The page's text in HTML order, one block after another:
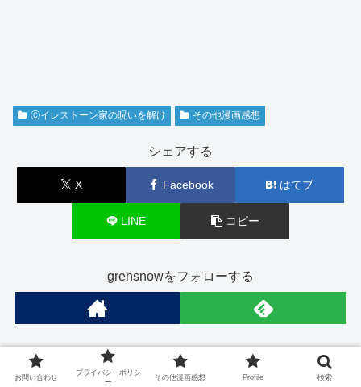
Ⓒイレストーン家の呪いを解け その他漫画感想
シェアする
X Facebook はてブ
LINE コピー
grensnowをフォローする
お問い合わせ
プライバシーポリシ
ー
その他漫画感想 Profile 検索